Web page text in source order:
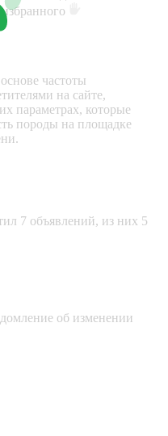
частоты
на сайте,
параметрах, которые
породы на площадке
7 объявлений, из них 5
об изменении